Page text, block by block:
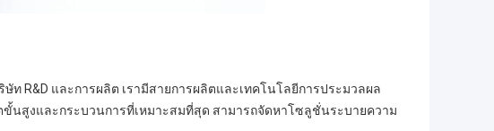
ท R&D และการผลิต เรามีสายการผลิตและเทคโนโลยีการประมวลผล
นสูงและกระบวนการที่เหมาะสมที่สุด สามารถจัดหาโซลูชั่นระบายความ